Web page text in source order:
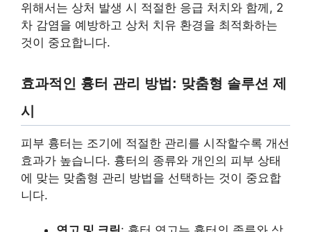
위해서는 상처 발생 시 적절한 응급 처치와 함께, 2
차 감염을 예방하고 상처 치유 환경을 최적화하는
것이 중요합니다.
효과적인 흉터 관리 방법: 맞춤형 솔루션 제
시
피부 흉터는 조기에 적절한 관리를 시작할수록 개선
효과가 높습니다. 흉터의 종류와 개인의 피부 상태
에 맞는 맞춤형 관리 방법을 선택하는 것이 중요합
니다.